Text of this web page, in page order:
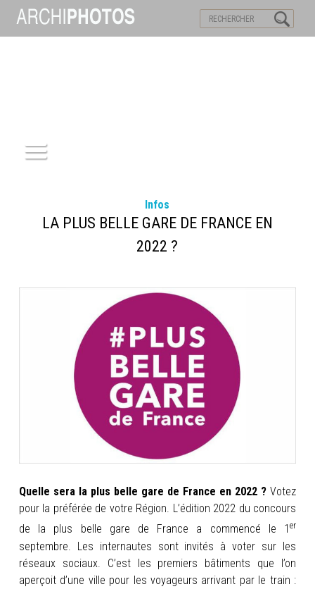
ARCHITECTURE
REPORTAGE
PORTFOLIO
Infos
LA PLUS BELLE GARE DE FRANCE EN
2022 ?
Quelle sera la plus belle gare de France en 2022 ? Votez
pour la préférée de votre Région. L’édition 2022 du concours
de la plus belle gare de France a commencé le 1er
septembre. Les internautes sont invités à voter sur les
réseaux sociaux.
C’est les premiers bâtiments que l’on
aperçoit d’une ville pour les voyageurs arrivant par le train :